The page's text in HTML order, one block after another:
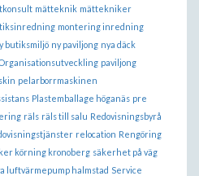
mätteknik mättekniker
montering inredning
butiksmiljö ny paviljong nya däck
paviljong
pelarborrmaskinen
Plastemballage höganäs pre
räls räls till salu Redovisningsbyrå
relocation Rengöring
körning kronoberg säkerhet på väg
luftvärmepump halmstad Service